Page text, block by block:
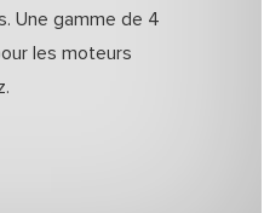
Une gamme de 4
les moteurs